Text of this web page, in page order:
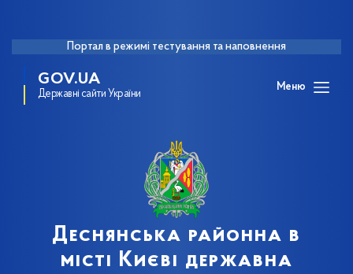
Портал в режимі тестування та наповнення
GOV.UA
Державні сайти України
Меню
Деснянська районна в
місті Києві державна